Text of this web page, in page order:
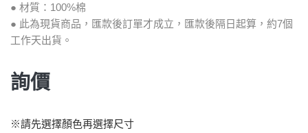
● 材質：100%棉
● 此為現貨商品，匯款後訂單才成立，匯款後隔日起算，約7個
工作天出貨。
詢價
※請先選擇顏色再選擇尺寸